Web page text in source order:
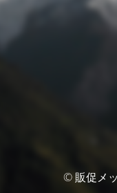
© 販促メ